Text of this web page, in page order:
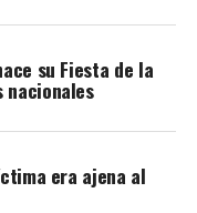
su Fiesta de la
nacionales
era ajena al